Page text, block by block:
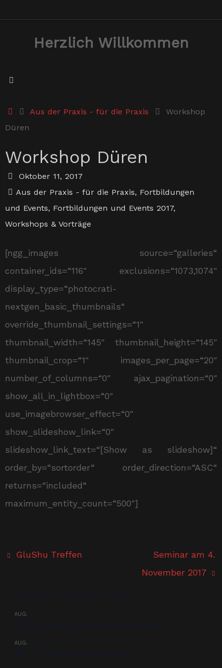
Herzlich Willkommen
StartAus der Praxis - für die Praxis
Workshop
Düren
Workshop Düren
Oktober 11, 2017
Aus der Praxis - für die Praxis, Fortbildungen
und Events, Fortbildungen und Events 2017,
Workshops & Vorträge
[ngg_images source=“galleries“
container_ids=“116″ exclusions=“1073,1074″
display_type=“photocrati-
nextgen_basic_thumbnails“
override_thumbnail_settings=“1″
thumbnail_width=“145″ thumbnail_height=“145″
thumbnail_crop=“1″ images_per_page=“20″
number_of_columns=“0″ ajax_pagination=“0″
show_all_in_lightbox=“0″
use_imagebrowser_effect=“0″
show_slideshow_link=“0″
slideshow_link_text=“[Show as slideshow]“
order_by=“sortorder“ order_direction=“ASC“
returns=“included“
maximum_entity_count=“500″]
GluShu Treffen
Seminar am 4.
November 2017
AUG.
AUG.